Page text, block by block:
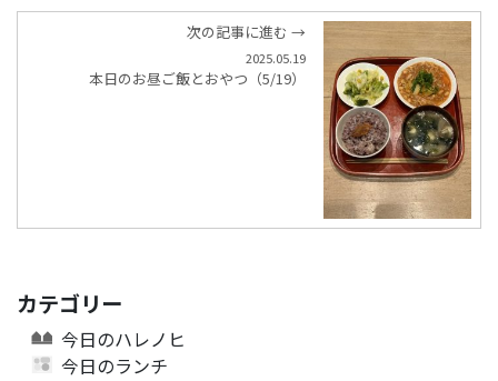
次の記事に進む →
2025.05.19
本日のお昼ご飯とおやつ（5/19）
カテゴリー
今日のハレノヒ
今日のランチ